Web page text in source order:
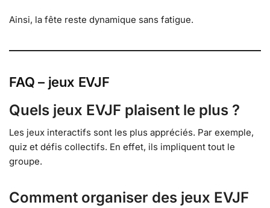
Ainsi, la fête reste dynamique sans fatigue.
FAQ – jeux EVJF
Quels jeux EVJF plaisent le plus ?
Les jeux interactifs sont les plus appréciés. Par exemple,
quiz et défis collectifs. En effet, ils impliquent tout le
groupe.
Comment organiser des jeux EVJF